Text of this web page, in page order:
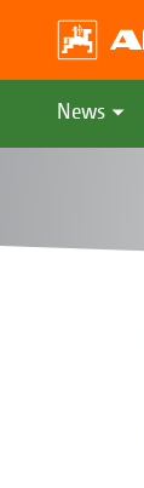
News